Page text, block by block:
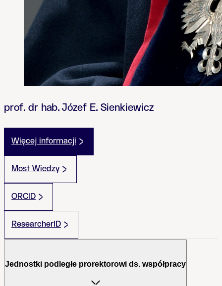
prof. dr hab. Józef E. Sienkiewicz
Więcej informacji
Most Wiedzy
ORCID
ResearcherID
Jednostki podległe prorektorowi ds. współpracy